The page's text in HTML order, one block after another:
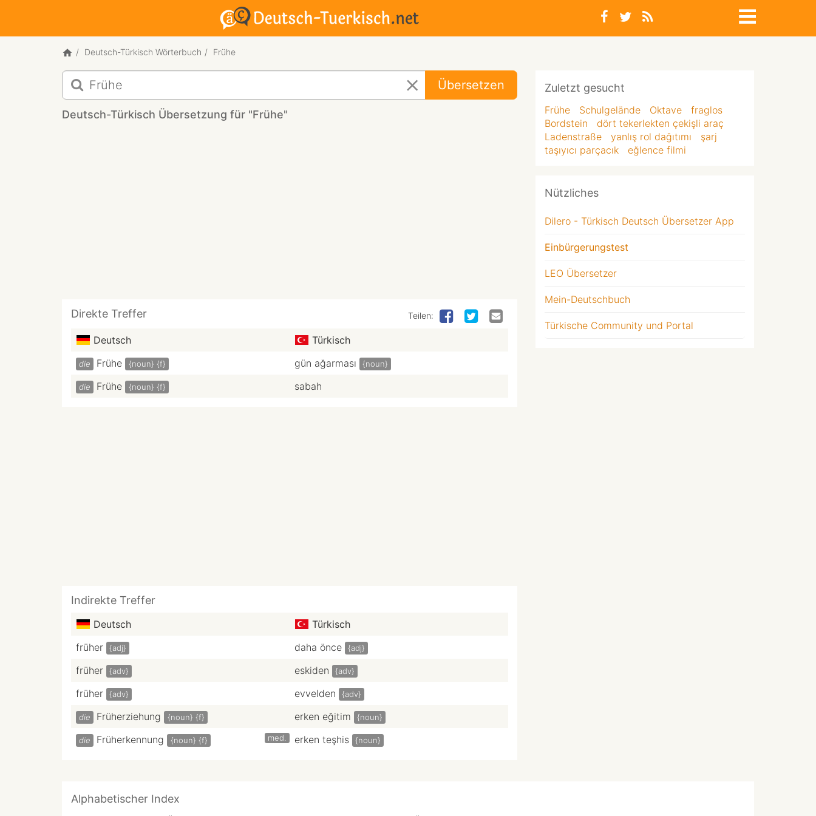
Deutsch-Türkisch Wörterbuch Frühe
Deutsch-
Türkisch
Übersetzung
für
Übersetzen
Deutsch-Türkisch Übersetzung für "Frühe"
Direkte Treffer Teilen:
Deutsch Türkisch
die Frühe {noun} {f} gün ağarması {noun}
die Frühe {noun} {f} sabah
Indirekte Treffer
Deutsch
Türkisch
früher
{adj} daha önce {adj}
früher {adv} eskiden {adv}
früher {adv} evvelden {adv}
die Früherziehung {noun} {f} erken eğitim {noun}
die Früherkennung {noun} {f} med. erken teşhis {noun}
Zuletzt gesucht
Frühe Schulgelände Oktave
fraglos
Bordstein
dört tekerlekten çekişli araç
Ladenstraße
yanlış rol dağıtımı
şarj
taşıyıcı parçacık
eğlence filmi
Nützliches
Dilero - Türkisch Deutsch Übersetzer App
Einbürgerungstest
LEO Übersetzer
Mein-Deutschbuch
Türkische Community und Portal
Alphabetischer Index